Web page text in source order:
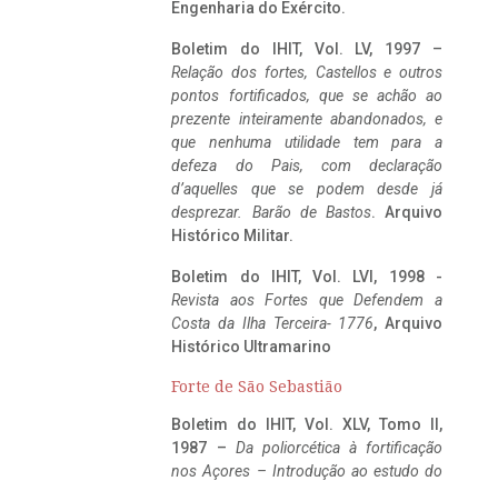
Engenharia do Exército.
Boletim do IHIT, Vol. LV, 1997 –
Relação dos fortes, Castellos e outros
pontos fortificados, que se achão ao
prezente inteiramente abandonados, e
que nenhuma utilidade tem para a
defeza do Pais, com declaração
d’aquelles que se podem desde já
desprezar. Barão de Bastos. Arquivo
Histórico Militar.
Boletim do IHIT, Vol. LVI, 1998 -
Revista aos Fortes que Defendem a
Costa da Ilha Terceira- 1776, Arquivo
Histórico Ultramarino
Forte de São Sebastião
Boletim do IHIT, Vol. XLV, Tomo II,
1987 – Da poliorcética à fortificação
nos Açores – Introdução ao estudo do